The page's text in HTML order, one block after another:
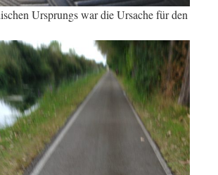
Ursprungs war die Ursache für den